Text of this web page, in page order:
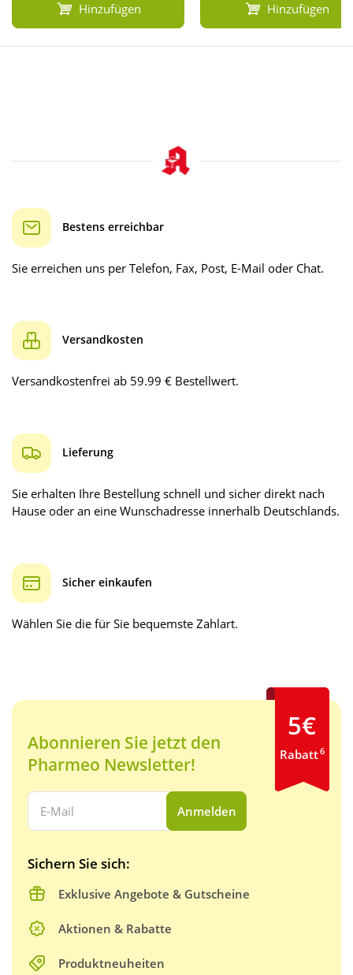
Hinzufügen Hinzufügen
Bestens erreichbar
Sie erreichen uns per Telefon, Fax, Post, E-Mail oder Chat.
Versandkosten
Versandkostenfrei ab 59.99 € Bestellwert.
Lieferung
Sie erhalten Ihre Bestellung schnell und sicher direkt nach
Hause oder an eine Wunschadresse innerhalb Deutschlands.
Sicher einkaufen
Wählen Sie die für Sie bequemste Zahlart.
Abonnieren Sie jetzt den
Pharmeo Newsletter!
Ihre E-Mail Adresse:
Anmelden
Sichern Sie sich:
Exklusive Angebote & Gutscheine
Aktionen & Rabatte
Produktneuheiten
5€
Rabatt6